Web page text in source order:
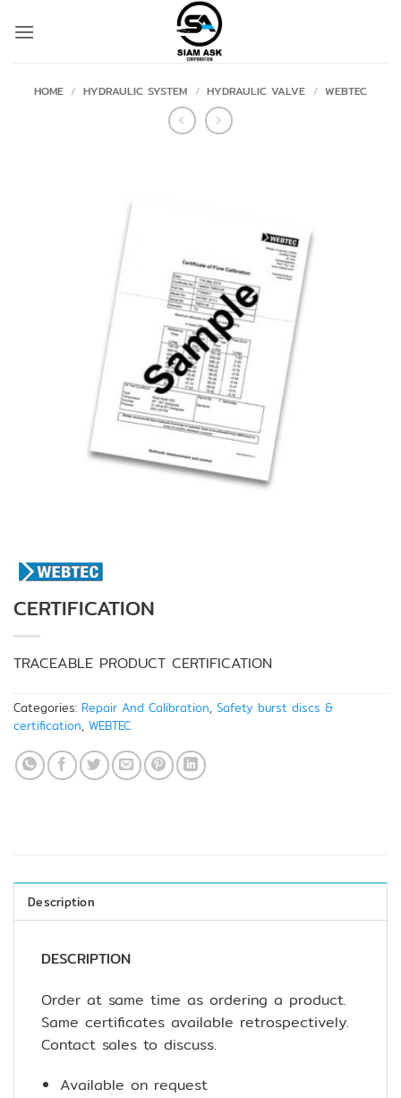
HOME / HYDRAULIC SYSTEM / HYDRAULIC VALVE / WEBTEC
CERTIFICATION
TRACEABLE PRODUCT CERTIFICATION
Categories: Repair And Calibration, Safety burst discs &
certification, WEBTEC
Description
DESCRIPTION
Order at same time as ordering a product.
Same certificates available retrospectively.
Contact sales to discuss.
Available on request